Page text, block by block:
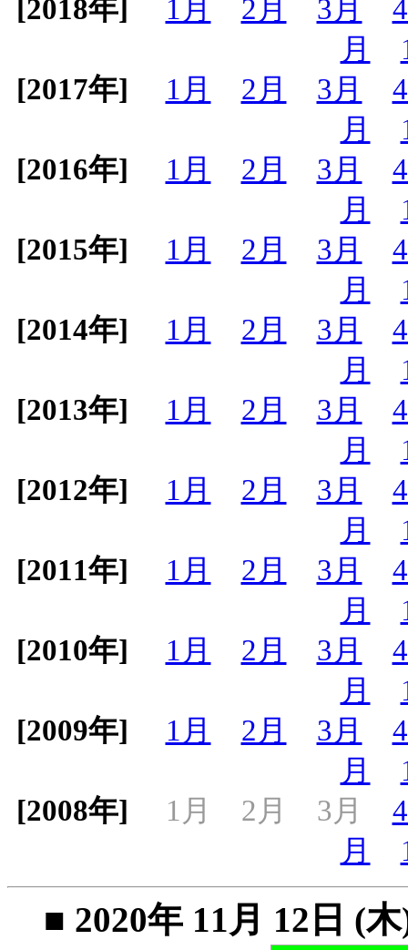
[2018年] 1月 2月 3月
月
[2017年]
1月 2月 3月
月
[2016年]
1月 2月 3月
月
[2015年]
1月 2月 3月
月
[2014年]
1月 2月 3月
月
[2013年]
1月 2月 3月
月
[2012年]
1月 2月 3月
月
[2011年]
1月 2月 3月
月
[2010年]
1月 2月 3月
月
[2009年]
1月 2月 3月
月
[2008年]
1月 2月 3月
月
■ 2020年 11月 12日 (